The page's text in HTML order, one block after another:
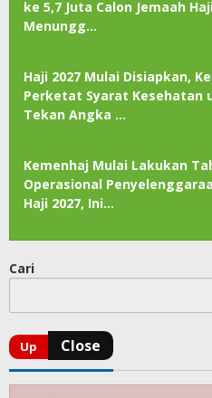
ke 5,7 Juta Calon Jemaah
Menungg…
Haji 2027 Mulai Disiapkan,
Perketat Syarat Kesehatan
Tekan Angka …
Kemenhaj Mulai Lakukan
Operasional
Haji 2027, Ini…
Cari